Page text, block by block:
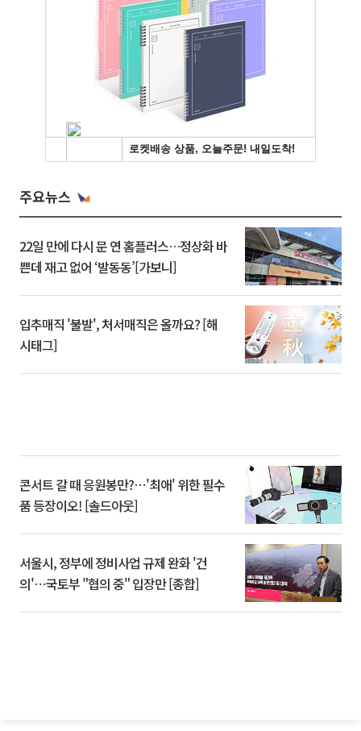
주요뉴스
22일 만에 다시 문 연 홈플러스…정상화 바
쁜데 재고 없어 ‘발동동’[가보니]
입추매직 '불발', 처서매직은 올까요? [해
시태그]
콘서트 갈 때 응원봉만?⋯'최애' 위한 필수
품 등장이오! [솔드아웃]
서울시, 정부에 정비사업 규제 완화 '건
의'⋯국토부 "협의 중" 입장만 [종합]